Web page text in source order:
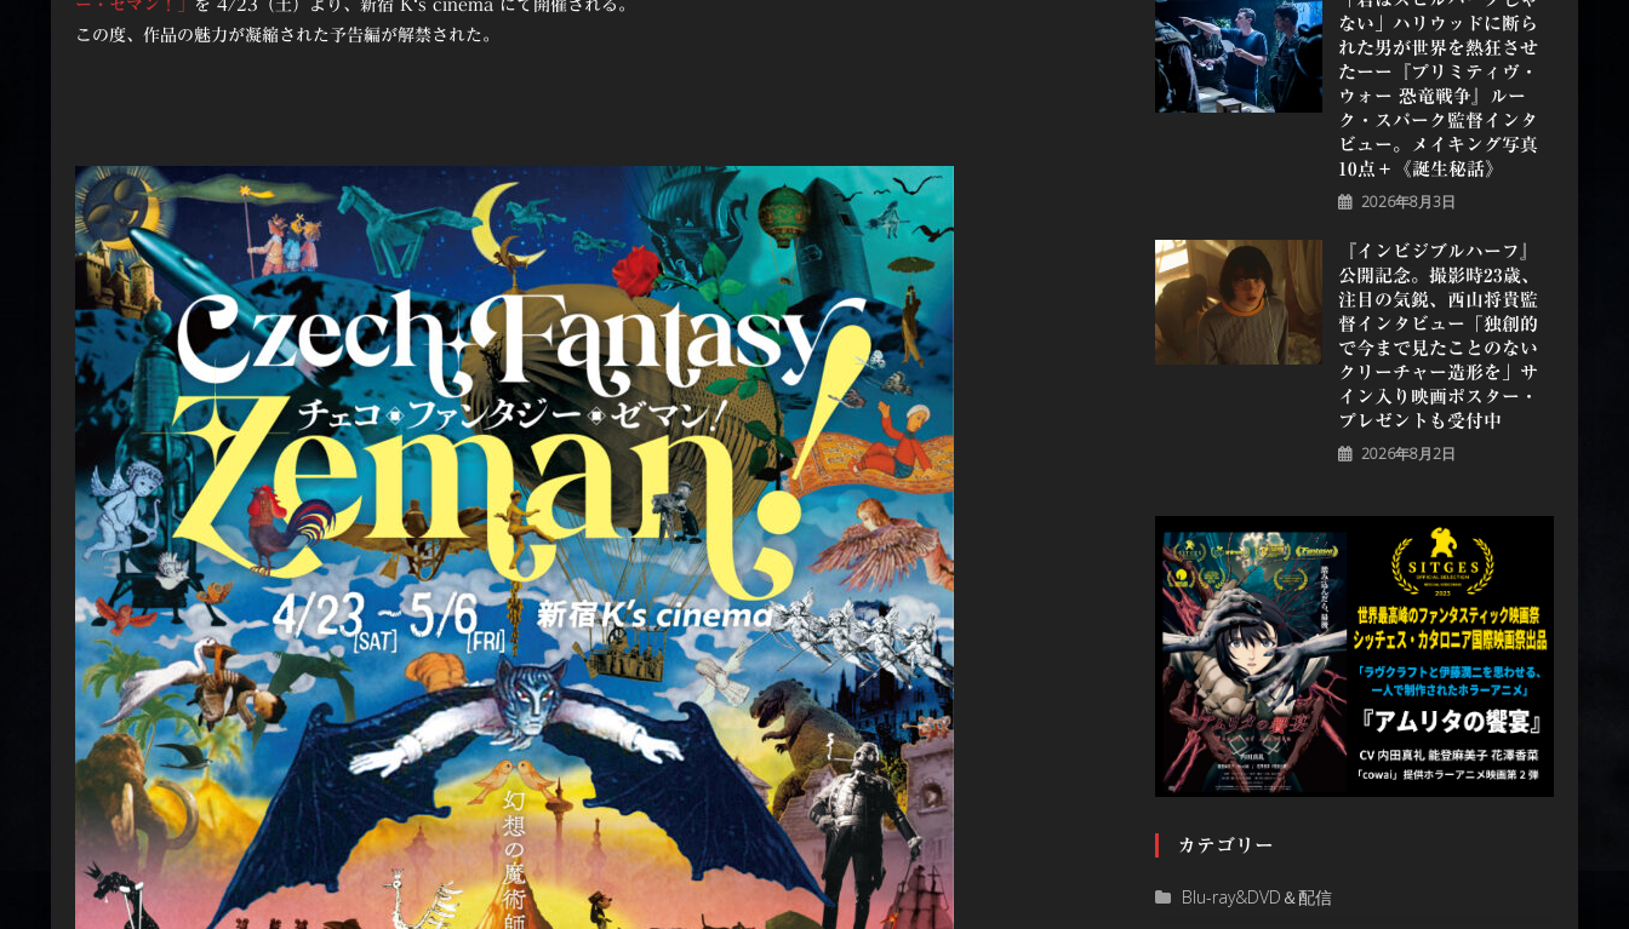
ー・ゼマン！」
を 4/23（土）より、新宿 K‘s cinema にて開催される。
この度、作品の魅力が凝縮された予告編が解禁された。
ない」ハリウッドに断ら
れた男が世界を熱狂させ
たーー『プリミティヴ・
ウォー 恐⻯戦争』ルー
ク・スパーク監督インタ
ビュー。メイキング写真
10点＋《誕⽣秘話》
2026年8月3日
『インビジブルハーフ』
公開記念。撮影時23歳、
注目の気鋭、⻄⼭将貴監
督インタビュー「独創的
で今まで見たことのない
クリーチャー造形を」サ
イン入り映画ポスター・
プレゼントも受付中
2026年8月2日
カテゴリー
Blu-ray&DVD＆配信